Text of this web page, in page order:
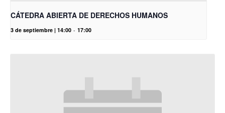
CÁTEDRA ABIERTA DE DERECHOS HUMANOS
3 de septiembre | 14:00 - 17:00